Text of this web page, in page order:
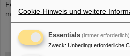
For the latest offers please send your
motivation email to Prof. V. Bagnoud.
Cookie-Hinweis und weitere
Essentials (immer erforderlich)
Zweck: Unbedingt erforderliche